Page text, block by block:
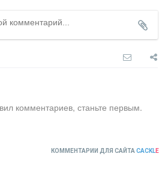
комментариев, станьте первым.
КОММЕНТАРИИ ДЛЯ САЙТА CACKLE